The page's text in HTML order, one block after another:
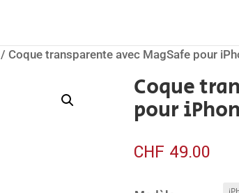
/ Coque transparente avec MagSafe pour
Coque
pour
CHF 49.00